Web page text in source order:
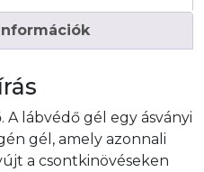
lábvédő gél egy ásványi
gél, amely azonnali
a csontkinövéseken